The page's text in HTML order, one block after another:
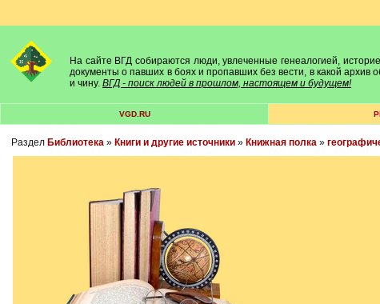
На сайте ВГД собираются люди, увлеченные генеалогией,
документы о павших в боях и пропавших без вести, в какой архив
и чину. ВГД - поиск людей в прошлом, настоящем и будущем!
VGD.RU
Раздел Библиотека» Книги и другие источники» Книжная полка»